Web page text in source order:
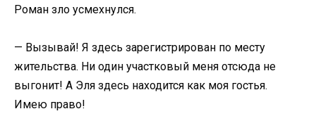
Роман зло усмехнулся.
— Вызывай! Я здесь зарегистрирован по месту
жительства. Ни один участковый меня отсюда не
выгонит! А Эля здесь находится как моя гостья.
Имею право!